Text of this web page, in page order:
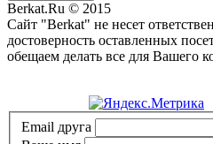
Berkat.Ru © 2015
Сайт "Berkat" не несет
достоверность оставленных
обещаем делать все для Вашего
Email друга